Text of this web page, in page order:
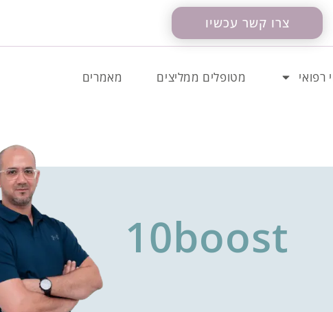
צרו קשר עכשיו
רפואי מטופלים ממליצים מאמרים
10boost